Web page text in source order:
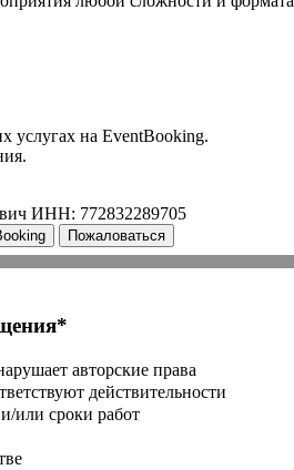
услугах на EventBooking.
ИНН: 772832289705
Пожаловаться
авторские права
действительности
или сроки работ